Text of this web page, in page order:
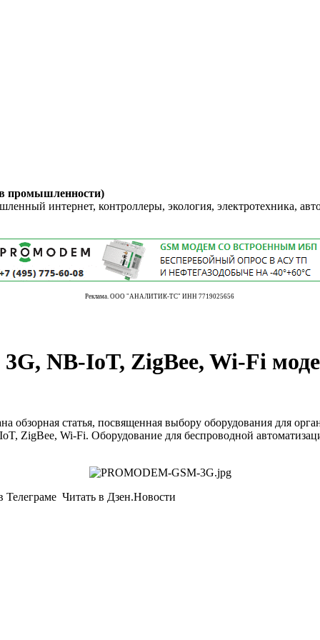
промышленности)
интернет, контроллеры, экология, электротехника,
Реклама. ООО "АНАЛИТИК-ТС" ИНН 7719025656
NB-IoT, ZigBee, Wi-Fi
обзорная статья, посвященная выбору оборудования для
ZigBee, Wi-Fi. Оборудование для беспроводной
Читать в Дзен.Новости